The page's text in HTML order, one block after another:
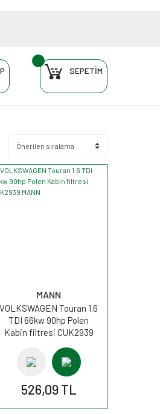
SEPETİM
MANN
VOLKSWAGEN Touran 1.6
TDI 66kw 90hp Polen
Kabin filtresi CUK2939
526,09 TL